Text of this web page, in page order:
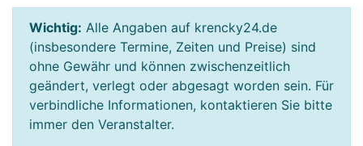
Wichtig: Alle Angaben auf krencky24.de
(insbesondere Termine, Zeiten und Preise) sind
ohne Gewähr und können zwischenzeitlich
geändert, verlegt oder abgesagt worden sein. Für
verbindliche Informationen, kontaktieren Sie bitte
immer den Veranstalter.